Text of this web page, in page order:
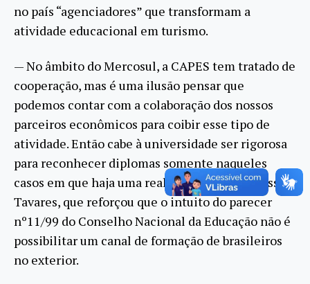
no país “agenciadores” que transformam a
atividade educacional em turismo.
— No âmbito do Mercosul, a CAPES tem tratado de
cooperação, mas é uma ilusão pensar que
podemos contar com a colaboração dos nossos
parceiros econômicos para coibir esse tipo de
atividade. Então cabe à universidade ser rigorosa
para reconhecer diplomas somente naqueles
casos em que haja uma real equivalência — disse
Tavares, que reforçou que o intuito do parecer
nº11/99 do Conselho Nacional da Educação não é
possibilitar um canal de formação de brasileiros
no exterior.